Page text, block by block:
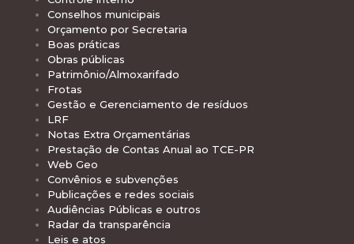
Conselhos municipais
Orçamento por Secretaria
Boas práticas
Obras públicas
Patrimônio/Almoxarifado
Frotas
Gestão e Gerenciamento de resíduos
LRF
Notas Extra Orçamentárias
Prestação de Contas Anual ao TCE-PR
Web Geo
Convênios e subvenções
Publicações e redes sociais
Audiências Públicas e outros
Radar da transparência
Leis e atos